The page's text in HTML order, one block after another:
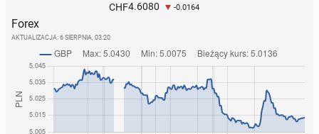
CHF4.6080 -0.0164
Forex
AKTUALIZACJA: 6 SIERPNIA, 03:20